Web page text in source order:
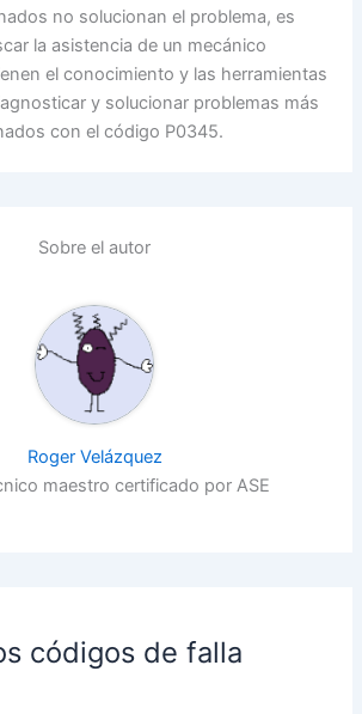
no solucionan el problema, es
la asistencia de un mecánico
el conocimiento y las herramientas
y solucionar problemas más
con el código P0345.
Sobre el autor
Roger Velázquez
maestro certificado por ASE
códigos de falla